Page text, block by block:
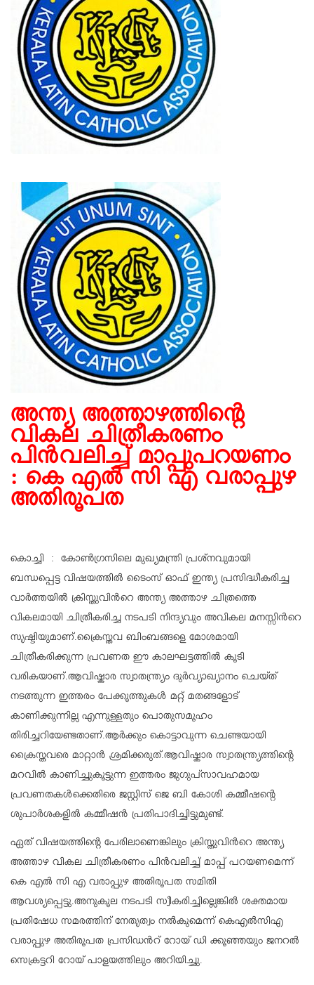
അന്ത്യ അത്താഴത്തിൻ്റെ
വികല ചിത്രീകരണം
പിൻവലിച്ച് മാപ്പുപറയണം
: കെ എൽ സി എ വരാപ്പുഴ
അതിരൂപത
കൊച്ചി : കോൺഗ്രസിലെ മുഖ്യമന്ത്രി പ്രശ്നവുമായി
ബന്ധപ്പെട്ട വിഷയത്തിൽ ടൈംസ് ഓഫ് ഇന്ത്യ പ്രസിദ്ധീകരിച്ച
വാർത്തയിൽ ക്രിസ്തുവിൻറെ അന്ത്യ അത്താഴ ചിത്രത്തെ
വികലമായി ചിത്രീകരിച്ച നടപടി നിന്ദ്യവും അവികല മനസ്സിൻറെ
സൃഷ്ടിയുമാണ്.ക്രൈസ്തവ ബിംബങ്ങളെ മോശമായി
ചിത്രീകരിക്കുന്ന പ്രവണത ഈ കാലഘട്ടത്തിൽ കൂടി
വരികയാണ്.ആവിഷ്കാര സ്വാതന്ത്ര്യം ദുർവ്യാഖ്യാനം ചെയ്ത്
നടത്തുന്ന ഇത്തരം പേക്കൂത്തുകൾ മറ്റ് മതങ്ങളോട്
കാണിക്കുന്നില്ല എന്നുള്ളതും പൊതുസമൂഹം
തിരിച്ചറിയേണ്ടതാണ്.ആർക്കും കൊട്ടാവുന്ന ചെണ്ടയായി
ക്രൈസ്തവരെ മാറ്റാൻ ശ്രമിക്കരുത്.ആവിഷ്കാര സ്വാതന്ത്ര്യത്തിന്റെ
മറവിൽ കാണിച്ചുകൂട്ടുന്ന ഇത്തരം ജുഗുപ്സാവഹമായ
പ്രവണതകൾക്കെതിരെ ജസ്റ്റിസ് ജെ ബി കോശി കമ്മീഷന്റെ
ശുപാർശകളിൽ കമ്മീഷൻ പ്രതിപാദിച്ചിട്ടുമുണ്ട്.
ഏത് വിഷയത്തിന്റെ പേരിലാണെങ്കിലും ക്രിസ്തുവിൻറെ അന്ത്യ
അത്താഴ വികല ചിത്രീകരണം പിൻവലിച്ച് മാപ്പ് പറയണമെന്ന്
കെ എൽ സി എ വരാപ്പുഴ അതിരൂപത സമിതി
ആവശ്യപ്പെട്ടു.അനുകൂല നടപടി സ്വീകരിച്ചില്ലെങ്കിൽ ശക്തമായ
പ്രതിഷേധ സമരത്തിന് നേതൃത്വം നൽകുമെന്ന് കെഎൽസിഎ
വരാപ്പുഴ അതിരൂപത പ്രസിഡൻറ് റോയ് ഡി ക്കൂഞ്ഞയും ജനറൽ
സെക്രട്ടറി റോയ് പാളയത്തിലും അറിയിച്ചു.